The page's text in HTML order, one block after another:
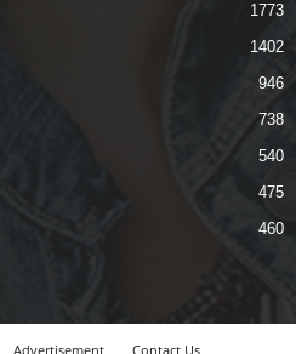
1773
1402
946
738
540
475
460
Advertisement Contact Us